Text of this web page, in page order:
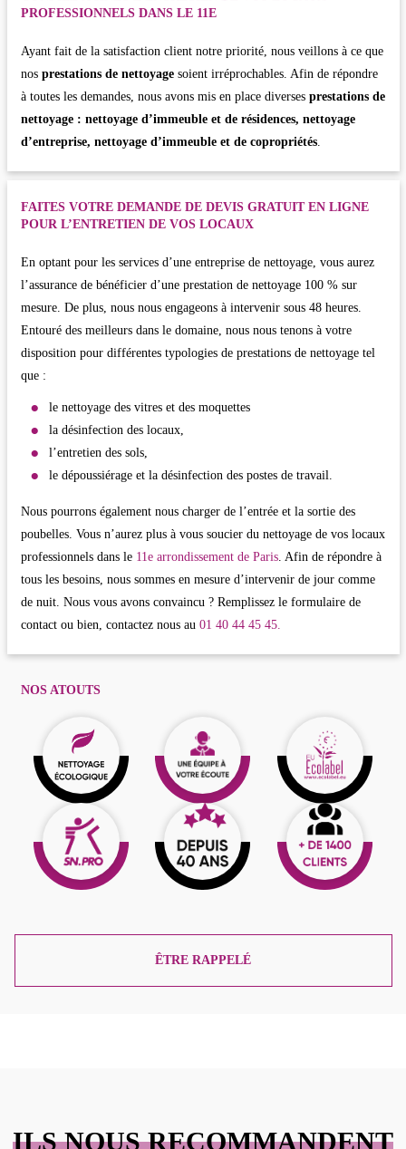
PROFESSIONNELS DANS LE 11E
Ayant fait de la satisfaction client notre priorité, nous veillons à ce que
nos prestations de nettoyagesoient irréprochables. Afin de répondre
à toutes les demandes, nous avons mis en place diverses prestations de
nettoyage : nettoyage d’immeuble et de résidences, nettoyage
d’entreprise, nettoyage d’immeuble et de copropriétés.
FAITES VOTRE DEMANDE DE DEVIS GRATUIT EN LIGNE
POUR L’ENTRETIEN DE VOS LOCAUX
En optant pour les services d’une entreprise de nettoyage, vous aurez
l’assurance de bénéficier d’une prestation de nettoyage 100 % sur
mesure. De plus, nous nous engageons à intervenir sous 48 heures.
Entouré des meilleurs dans le domaine, nous nous tenons à votre
disposition pour différentes typologies de prestations de nettoyage tel
que :
le nettoyage des vitres et des moquettes
la désinfection des locaux,
l’entretien des sols,
le dépoussiérage et la désinfection des postes de travail.
Nous pourrons également nous charger de l’entrée et la sortie des
poubelles. Vous n’aurez plus à vous soucier du nettoyage de vos locaux
professionnels dans le 11e arrondissement de Paris. Afin de répondre à
tous les besoins, nous sommes en mesure d’intervenir de jour comme
de nuit. Nous vous avons convaincu ? Remplissez le formulaire de
contact ou bien, contactez nous au 01 40 44 45 45.
NOS ATOUTS
ÊTRE RAPPELÉ
ILS NOUS RECOMMANDENT